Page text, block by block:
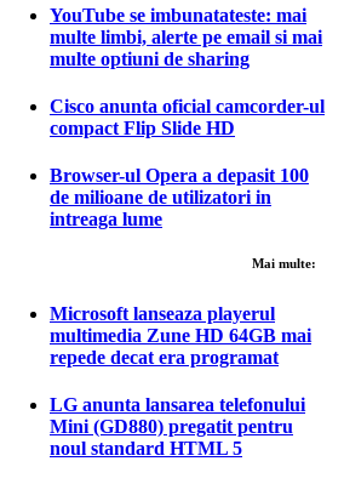
YouTube se imbunatateste: mai
multe limbi, alerte pe email si mai
multe optiuni de sharing
Cisco anunta oficial camcorder-ul
compact Flip Slide HD
Browser-ul Opera a depasit 100
de milioane de utilizatori in
intreaga lume
Mai multe:
Microsoft lanseaza playerul
multimedia Zune HD 64GB mai
repede decat era programat
LG anunta lansarea telefonului
Mini (GD880) pregatit pentru
noul standard HTML 5